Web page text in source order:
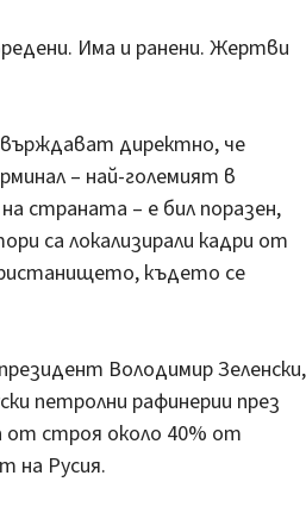
Има и ранени. Жертви
директно, че
– най-големият в
страната – е бил поразен,
са локализирали кадри от
където се
Володимир Зеленски,
петролни рафинерии през
от строя около 40% от
на Русия.